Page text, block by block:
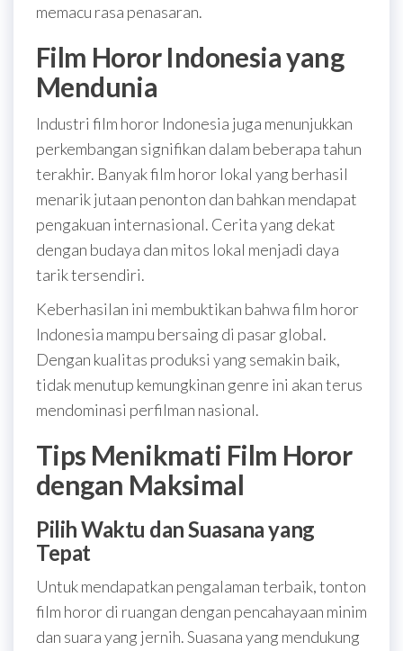
memacu rasa penasaran.
Film Horor Indonesia yang
Mendunia
Industri film horor Indonesia juga menunjukkan
perkembangan signifikan dalam beberapa tahun
terakhir. Banyak film horor lokal yang berhasil
menarik jutaan penonton dan bahkan mendapat
pengakuan internasional. Cerita yang dekat
dengan budaya dan mitos lokal menjadi daya
tarik tersendiri.
Keberhasilan ini membuktikan bahwa film horor
Indonesia mampu bersaing di pasar global.
Dengan kualitas produksi yang semakin baik,
tidak menutup kemungkinan genre ini akan terus
mendominasi perfilman nasional.
Tips Menikmati Film Horor
dengan Maksimal
Pilih Waktu dan Suasana yang
Tepat
Untuk mendapatkan pengalaman terbaik, tonton
film horor di ruangan dengan pencahayaan minim
dan suara yang jernih. Suasana yang mendukung